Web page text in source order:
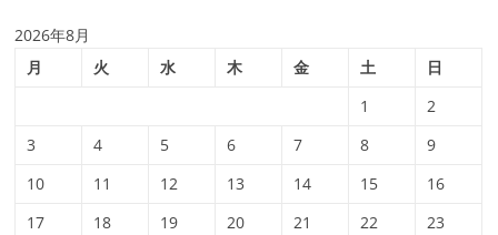
2026年8月
月
火 水 木 金 土
日
1
2
3
4 5 6 7 8
9
10
11 12 13 14 15
16
17
18 19 20 21 22
23